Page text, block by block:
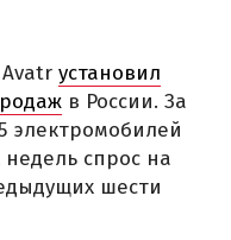
установил
в России. За
электромобилей
спрос на
шести